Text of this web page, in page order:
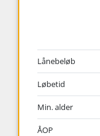
Lånebeløb
Løbetid
Min. alder
ÅOP